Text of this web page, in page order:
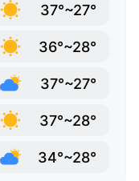
37°~27°
36°~28°
37°~27°
37°~28°
34°~28°